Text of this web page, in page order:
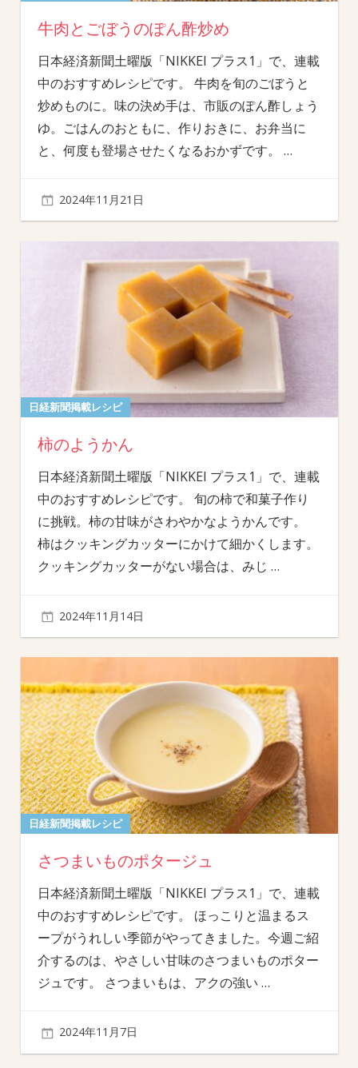
牛肉とごぼうのぽん酢炒め
日本経済新聞土曜版「NIKKEI プラス1」で、連載
中のおすすめレシピです。 牛肉を旬のごぼうと
炒めものに。味の決め手は、市販のぽん酢しょう
ゆ。ごはんのおともに、作りおきに、お弁当に
と、何度も登場させたくなるおかずです。 …
2024年11月21日
日経新聞掲載レシピ
柿のようかん
日本経済新聞土曜版「NIKKEI プラス1」で、連載
中のおすすめレシピです。 旬の柿で和菓子作り
に挑戦。柿の甘味がさわやかなようかんです。
柿はクッキングカッターにかけて細かくします。
クッキングカッターがない場合は、みじ …
2024年11月14日
日経新聞掲載レシピ
さつまいものポタージュ
日本経済新聞土曜版「NIKKEI プラス1」で、連載
中のおすすめレシピです。 ほっこりと温まるス
ープがうれしい季節がやってきました。今週ご紹
介するのは、やさしい甘味のさつまいものポター
ジュです。 さつまいもは、アクの強い …
2024年11月7日